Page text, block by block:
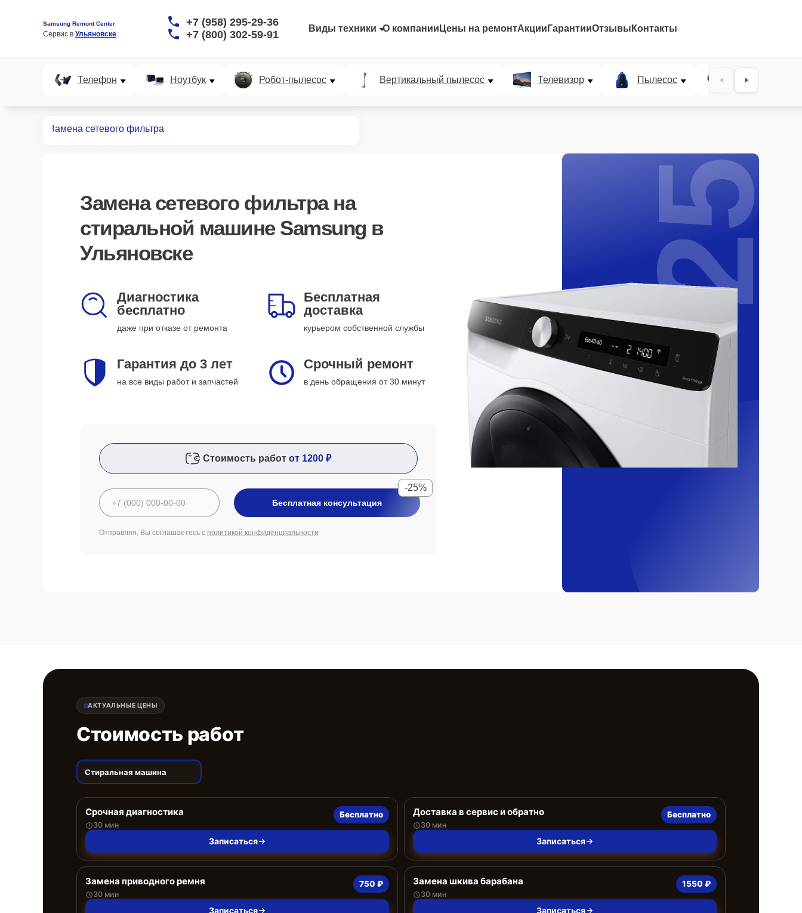
Samsung Remont Center
Сервис в Ульяновске
+7 (958) 295-29-36
+7 (800) 302-59-91
Виды техники О компании Цены на ремонтАкции ГарантииОтзывы Контакты
Телефон Ноутбук Робот-пылесос Вертикальный пылесос Телевизор Пылесос Проектор
Замена сетевого фильтра
Замена сетевого фильтрана
стиральной машине Samsung в
Ульяновске
Диагностика
бесплатно
даже при отказе от ремонта
Бесплатная
доставка
курьером собственной службы
Гарантия до 3 лет
на все виды работ и запчастей
Срочный ремонт
в день обращения от 30 минут
Стоимость работ от 1200 ₽
Бесплатная консультация
-25%
Отправляя, Вы соглашаетесь с политикой конфиденциальности
25%
АКТУАЛЬНЫЕ ЦЕНЫ
Стоимость работ
Стиральная машина
Срочная диагностика
30 мин
Бесплатно
Записаться
Доставка в сервис и обратно
30 мин
Бесплатно
Записаться
Замена приводного ремня
30 мин
750 ₽
Записаться
Замена шкива барабана
30 мин
1550 ₽
Записаться